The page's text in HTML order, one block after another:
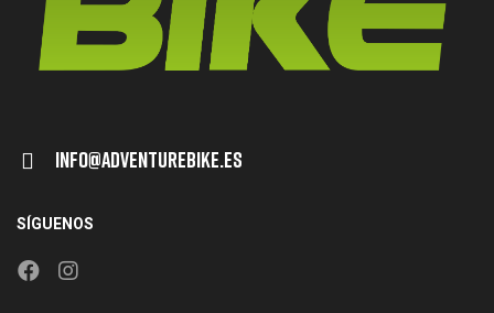
Info@adventurebike.es
SÍGUENOS